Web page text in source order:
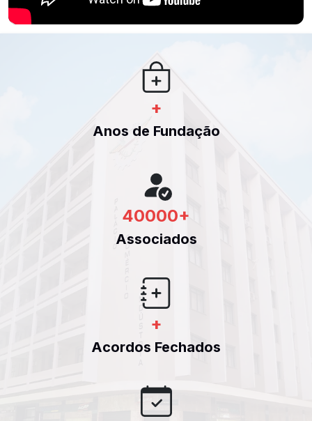
+
Anos de Fundação
40000+
Associados
+
Acordos Fechados